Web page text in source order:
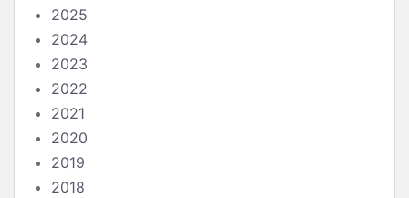
2025
2024
2023
2022
2021
2020
2019
2018